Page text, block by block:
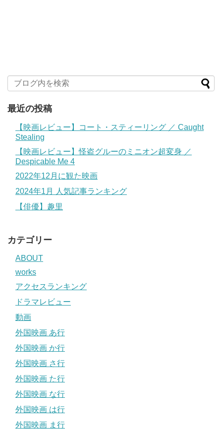
最近の投稿
【映画レビュー】コート・スティーリング ／ Caught
Stealing
【映画レビュー】怪盗グルーのミニオン超変身 ／
Despicable Me 4
2022年12月に観た映画
2024年1月 人気記事ランキング
【俳優】趣里
カテゴリー
ABOUT
works
アクセスランキング
ドラマレビュー
動画
外国映画 あ行
外国映画 か行
外国映画 さ行
外国映画 た行
外国映画 な行
外国映画 は行
外国映画 ま行